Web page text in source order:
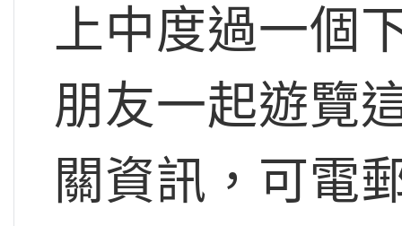
上中度過一個
朋友一起遊覽
關資訊，可電